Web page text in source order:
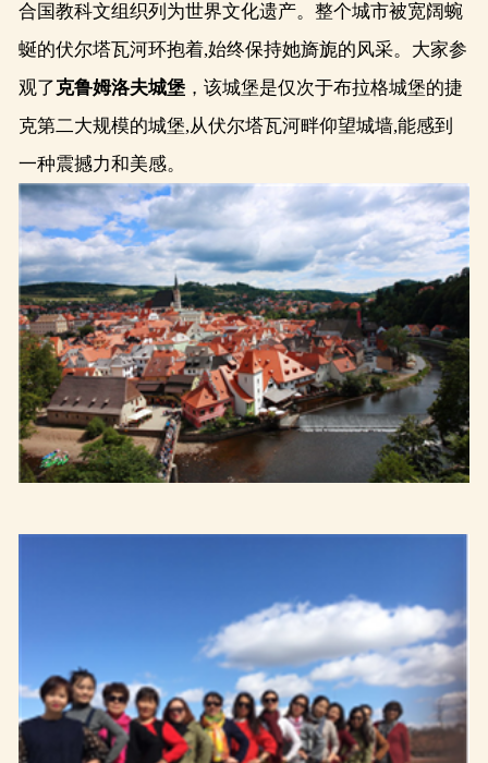
合国教科文组织列为世界文化遗产。整个城市被宽阔蜿
蜒的伏尔塔瓦河环抱着,始终保持她旖旎的风采。大家参
观了克鲁姆洛夫城堡，该城堡是仅次于布拉格城堡的捷
克第二大规模的城堡,从伏尔塔瓦河畔仰望城墙,能感到
一种震撼力和美感。